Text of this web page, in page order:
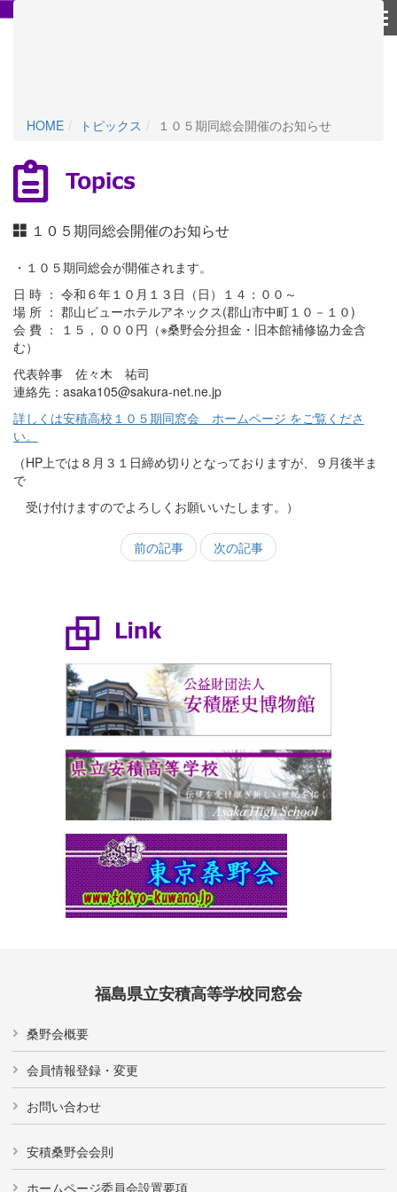
HOME トピックス １０５期同総会開催のお知らせ
１０５期同総会開催のお知らせ
・１０５期同総会が開催されます。
日 時 ： 令和６年１０月１３日（日）１４：００～
場 所 ： 郡山ビューホテルアネックス(郡山市中町１０－１０)
会 費 ： １５，０００円（※桑野会分担金・旧本館補修協力金含
む）
代表幹事 佐々木 祐司
連絡先：asaka105@sakura-net.ne.jp
詳しくは安積高校１０５期同窓会 ホームページ をご覧くださ
い。
（HP上では８月３１日締め切りとなっておりますが、９月後半ま
で
受け付けますのでよろしくお願いいたします。）
前の記事 次の記事
福島県立安積高等学校同窓会
桑野会概要
会員情報登録・変更
お問い合わせ
安積桑野会会則
ホームページ委員会設置要項